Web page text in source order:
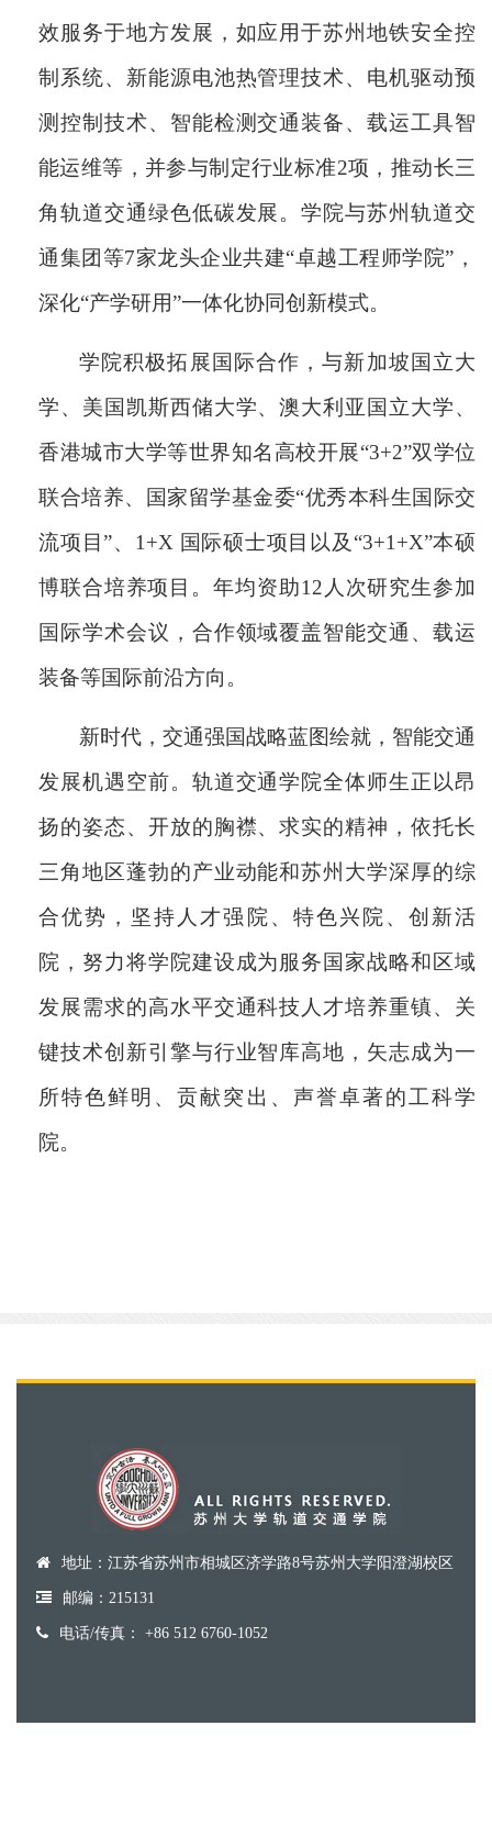
效服务于地方发展，如应用于苏州地铁安全控
制系统、新能源电池热管理技术、电机驱动预
测控制技术、智能检测交通装备、载运工具智
能运维等，并参与制定行业标准2项，推动长三
角轨道交通绿色低碳发展。学院与苏州轨道交
通集团等7家龙头企业共建“卓越工程师学院”，
深化“产学研用”一体化协同创新模式。
学院积极拓展国际合作，与新加坡国立大
学、美国凯斯西储大学、澳大利亚国立大学、
香港城市大学等世界知名高校开展“3+2”双学位
联合培养、国家留学基金委“优秀本科生国际交
流项目”、1+X 国际硕士项目以及“3+1+X”本硕
博联合培养项目。年均资助12人次研究生参加
国际学术会议，合作领域覆盖智能交通、载运
装备等国际前沿方向。
新时代，交通强国战略蓝图绘就，智能交通
发展机遇空前。轨道交通学院全体师生正以昂
扬的姿态、开放的胸襟、求实的精神，依托长
三角地区蓬勃的产业动能和苏州大学深厚的综
合优势，坚持人才强院、特色兴院、创新活
院，努力将学院建设成为服务国家战略和区域
发展需求的高水平交通科技人才培养重镇、关
键技术创新引擎与行业智库高地，矢志成为一
所特色鲜明、贡献突出、声誉卓著的工科学
院。
地址：江苏省苏州市相城区济学路8号苏州大学阳澄湖校区
邮编：215131
电话/传真： +86 512 6760-1052